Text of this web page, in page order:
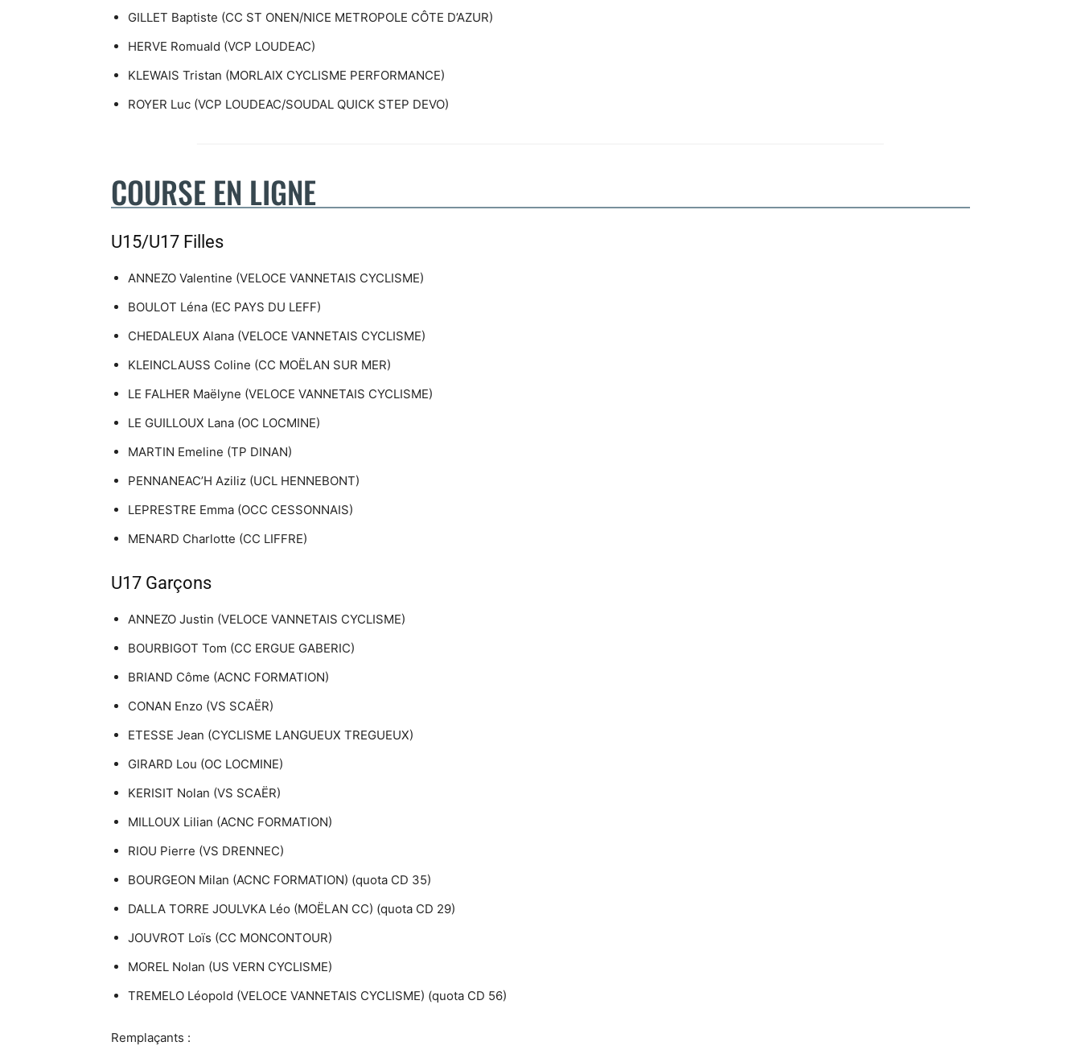
GILLET Baptiste (CC ST ONEN/NICE METROPOLE CÔTE D’AZUR)
HERVE Romuald (VCP LOUDEAC)
KLEWAIS Tristan (MORLAIX CYCLISME PERFORMANCE)
ROYER Luc (VCP LOUDEAC/SOUDAL QUICK STEP DEVO)
COURSE EN LIGNE
U15/U17 Filles
ANNEZO Valentine (VELOCE VANNETAIS CYCLISME)
BOULOT Léna (EC PAYS DU LEFF)
CHEDALEUX Alana (VELOCE VANNETAIS CYCLISME)
KLEINCLAUSS Coline (CC MOËLAN SUR MER)
LE FALHER Maëlyne (VELOCE VANNETAIS CYCLISME)
LE GUILLOUX Lana (OC LOCMINE)
MARTIN Emeline (TP DINAN)
PENNANEAC’H Aziliz (UCL HENNEBONT)
LEPRESTRE Emma (OCC CESSONNAIS)
MENARD Charlotte (CC LIFFRE)
U17 Garçons
ANNEZO Justin (VELOCE VANNETAIS CYCLISME)
BOURBIGOT Tom (CC ERGUE GABERIC)
BRIAND Côme (ACNC FORMATION)
CONAN Enzo (VS SCAËR)
ETESSE Jean (CYCLISME LANGUEUX TREGUEUX)
GIRARD Lou (OC LOCMINE)
KERISIT Nolan (VS SCAËR)
MILLOUX Lilian (ACNC FORMATION)
RIOU Pierre (VS DRENNEC)
BOURGEON Milan (ACNC FORMATION) (quota CD 35)
DALLA TORRE JOULVKA Léo (MOËLAN CC) (quota CD 29)
JOUVROT Loïs (CC MONCONTOUR)
MOREL Nolan (US VERN CYCLISME)
TREMELO Léopold (VELOCE VANNETAIS CYCLISME) (quota CD 56)
Remplaçants :